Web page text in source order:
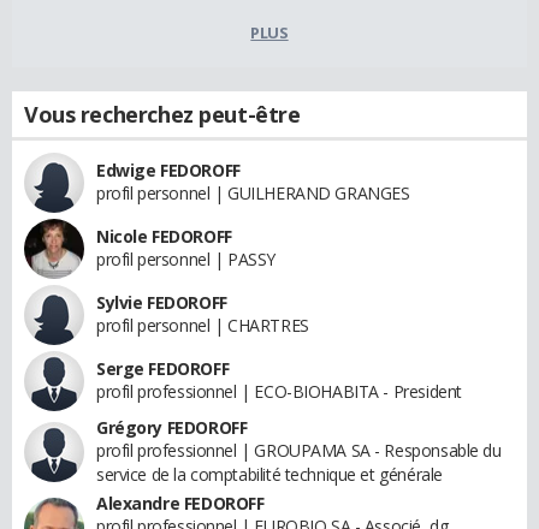
PLUS
Vous recherchez peut-être
Edwige FEDOROFF
profil personnel | GUILHERAND GRANGES
Nicole FEDOROFF
profil personnel | PASSY
Sylvie FEDOROFF
profil personnel | CHARTRES
Serge FEDOROFF
profil professionnel | ECO-BIOHABITA - President
Grégory FEDOROFF
profil professionnel | GROUPAMA SA - Responsable du
service de la comptabilité technique et générale
Alexandre FEDOROFF